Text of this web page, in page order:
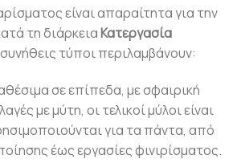
είναι απαραίτητα για την
τη διάρκειαΚατεργασία
τύποι περιλαμβάνουν:
σε επίπεδα, με σφαιρική
με μύτη, οι τελικοί μύλοι είναι
για τα πάντα, από
έως εργασίες φινιρίσματος.